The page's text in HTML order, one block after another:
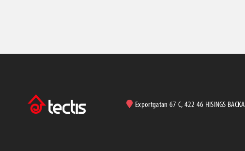
Exportgatan 67 C, 422 46 HISINGS BACKA